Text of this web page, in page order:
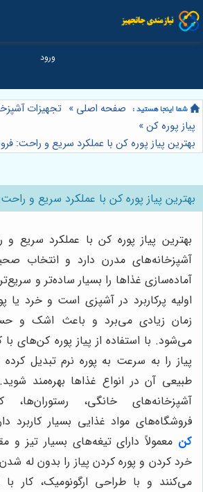
صفحه اصلی » تجهیزات
پیاز پوره کن»
بهترین پیاز پوره کن با عملکرد سریع و راحت:
بهترین پیاز پوره کن با عملکرد سریع و
بهترین پیاز پوره کن با عملکرد
آشپزخانه‌های مدرن دارد و انتخاب
آماده‌سازی غذاها را بسیار ساده‌تر و
اولیه پرکاربرد در آشپزی است و خرد
زمان زیادی می‌برد و باعث اشک و
می‌شود. با استفاده از پیاز پوره کن‌های
پیاز را به سرعت به پوره نرم تبدیل
طبیعی آن در انواع غذاها بهره‌مند
آشپزخانه‌های خانگی،
فروشگاه‌های مواد غذایی بسیار کاربرد
کن معمولاً دارای تیغه‌های بسیار تیز و
خرد کردن و پوره کردن پیاز را بدون له
می‌کنند و با طراحی ارگونومیک، کار